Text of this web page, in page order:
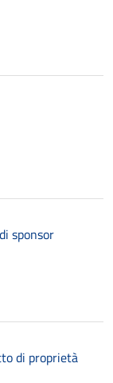
sponsor
di proprietà